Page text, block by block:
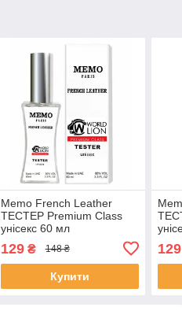
Memo French Leather
ТЕСТЕР Premium Class
унісекс 60 мл
129₴ 148 ₴
Купити
129